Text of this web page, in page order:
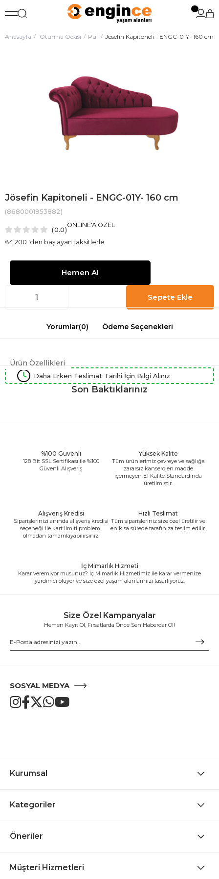
Anasayfa Oturma Odası Puf Jösefin Kapitoneli - ENGC-01Y- 160 cm
Jösefin Kapitoneli - ENGC-01Y- 160 cm
(8680001953882)
0.0
₺4.200 'den başlayan taksitlerle
ONLINE'A ÖZEL
Yorumlar(0) Ödeme Seçenekleri
Ürün Özellikleri
Daha Erken Teslimat Tarihi İçin Bilgi Alınız
Son Baktıklarınız
%100 Güvenli
128 Bit SSL Sertifikası ile %100
Güvenli Alışveriş
Yüksek Kalite
Tüm ürünlerimiz çevreye ve sağlığa
zararsız kanserojen madde
içermeyen E1 Kalite Standardında
üretilmiştir.
Alışveriş Kredisi
Siparişlerinizi anında alışveriş kredisi
seçeneği ile kart limiti problemi
olmadan tamamlayabilirsiniz.
Hızlı Teslimat
Tüm siparişleriniz size özel üretilir ve
en kısa sürede tarafınıza teslim edilir.
İç Mimarlık Hizmeti
Karar veremiyor musunuz? İç Mimarlık Hizmetimiz ile karar vermenize
yardımcı oluyor ve size özel yaşam alanlarınızı tasarlıyoruz.
Size Özel Kampanyalar
Hemen Kayıt Ol, Fırsatlarda Önce Sen Haberdar Ol!
SOSYAL MEDYA
Kurumsal
Kategoriler
Öneriler
Müşteri Hizmetleri